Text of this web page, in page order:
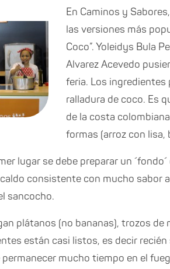
En Caminos y
las versiones más
Coco”. Yoleidys Bula
Alvarez Acevedo
feria. Los ingredientes
ralladura de coco. Es
de la costa
formas (arroz con lisa,
lugar se debe preparar un
consistente con mucho sabor
sancocho.
plátanos (no bananas), trozos
están casi listos, es decir
mucho tiempo en el